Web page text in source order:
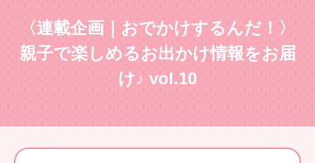
〈連載企画｜おでかけするんだ！〉
親子で楽しめるお出かけ情報をお届
け♪ vol.10